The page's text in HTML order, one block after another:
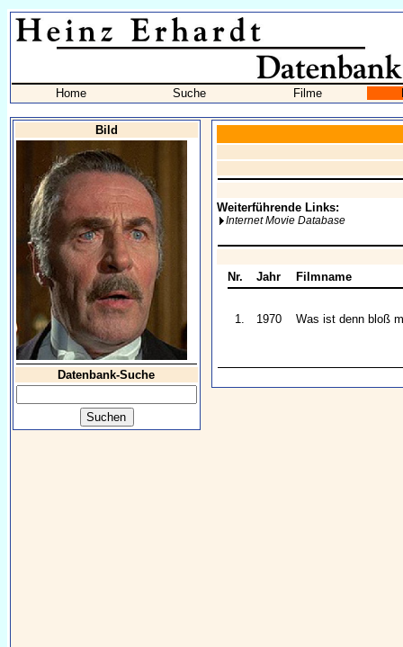
Home Suche Filme
Bild
Datenbank-Suche
Weiterführende Links:
Internet Movie Database
Nr. Jahr Filmname
1. 1970 Was ist denn bloß